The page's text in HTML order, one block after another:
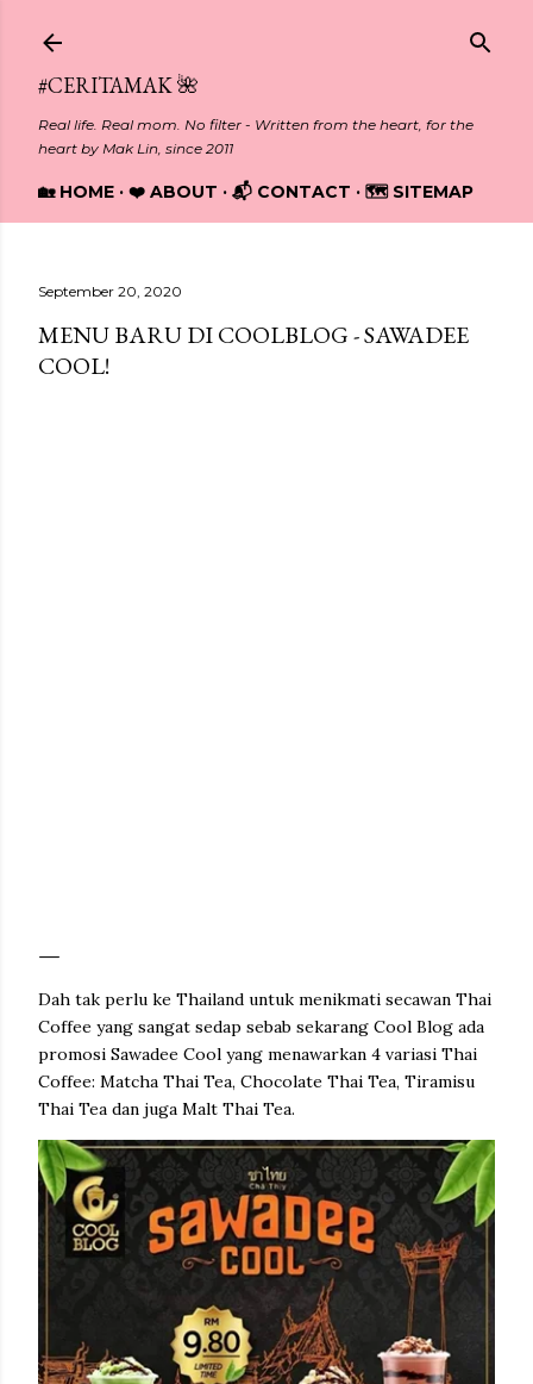
#CERITAMAK 🌺
Real life. Real mom. No filter - Written from the heart, for the
heart by Mak Lin, since 2011
🏡 HOME ❤️ ABOUT 📬 CONTACT 🗺️ SITEMAP
September 20, 2020
MENU BARU DI COOLBLOG - SAWADEE
COOL!
Dah tak perlu ke Thailand untuk menikmati secawan Thai
Coffee yang sangat sedap sebab sekarang Cool Blog ada
promosi Sawadee Cool yang menawarkan 4 variasi Thai
Coffee: Matcha Thai Tea, Chocolate Thai Tea, Tiramisu
Thai Tea dan juga Malt Thai Tea.